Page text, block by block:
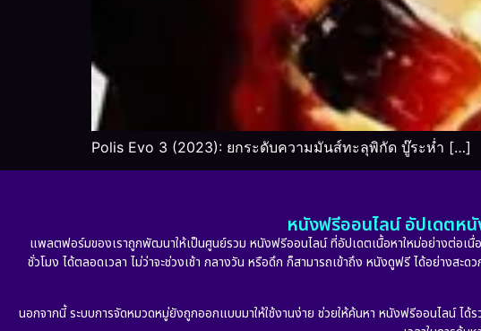
Polis Evo 3 (2023): ยกระดับความมันส์ทะลุพิกัด บู๊ระห่ำ […]
หนังฟรีออนไลน์ อัปเดตห
แพลตฟอร์มของเราถูกพัฒนาให้เป็นศูนย์รวม หนังฟรีออนไลน์ ที่อัปเดตเนื้อหาใหม่อย่างต่อเ
ชั่วโมง ได้ตลอดเวลา ไม่ว่าจะช่วงเช้า กลางวัน หรือดึก ก็สามารถเข้าถึง หนังดูฟรี ได้อย่าง
นอกจากนี้ ระบบการจัดหมวดหมู่ยังถูกออกแบบมาให้ใช้งานง่าย ช่วยให้ค้นหา หนังฟรีออนไลน์